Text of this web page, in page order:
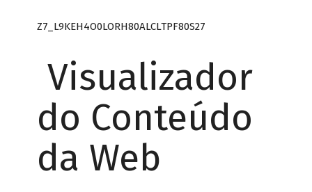
Z7_L9KEH4O0LORH80ALCLTPF80S27
Visualizador
do Conteúdo
da Web